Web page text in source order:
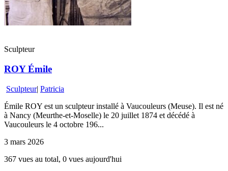
Sculpteur
ROY Émile
Sculpteur| Patricia
Émile ROY est un sculpteur installé à Vaucouleurs (Meuse). Il est né
à Nancy (Meurthe-et-Moselle) le 20 juillet 1874 et décédé à
Vaucouleurs le 4 octobre 196...
3 mars 2026
367 vues au total, 0 vues aujourd'hui